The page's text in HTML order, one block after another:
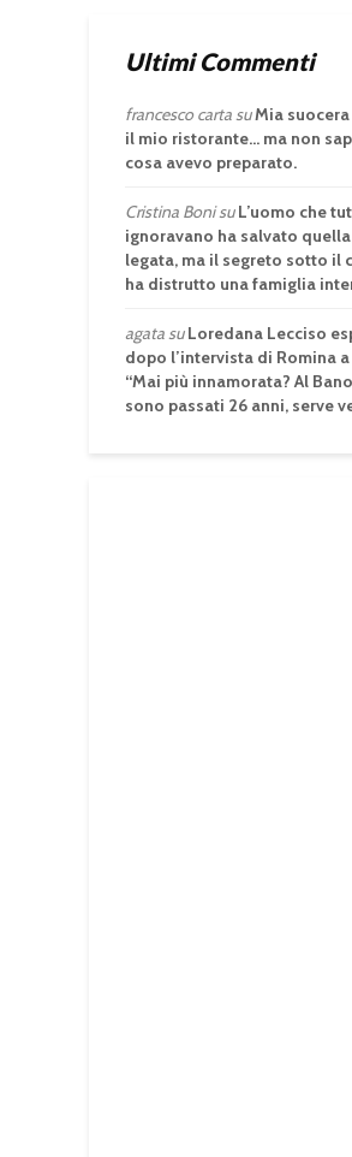
Ultimi Commenti
francesco cartasuMia
il mio ristorante… ma non
cosa avevo preparato.
Cristina BonisuL’uomo che
ignoravano ha salvato
legata, ma il segreto sotto il
ha distrutto una famiglia
agatasuLoredana Lecciso
dopo l’intervista di Romina a
“Mai più innamorata? Al
sono passati 26 anni, serve